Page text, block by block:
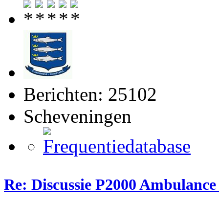
Berichten: 25102
Scheveningen
Re: Discussie P2000